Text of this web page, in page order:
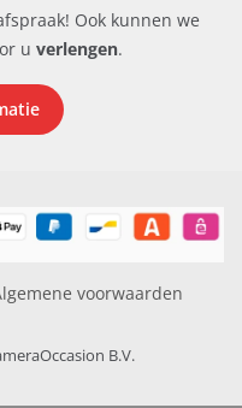
Ook kunnen we
u verlengen.
voorwaarden
B.V.